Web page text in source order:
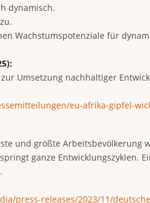
dynamisch.
Wachstumspotenziale für
Umsetzung nachhaltiger
eu-afrika-gipfel-
und größte Arbeitsbevölkerung
ganze Entwicklungszyklen.
press-releases/2023/11/